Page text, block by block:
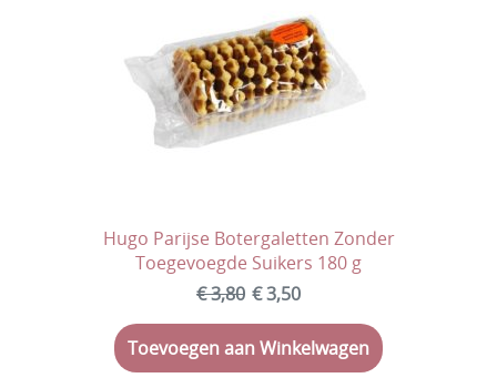
Hugo Parijse Botergaletten Zonder
Toegevoegde Suikers 180 g
€ 3,80 € 3,50
Toevoegen aan Winkelwagen